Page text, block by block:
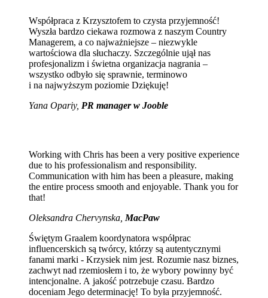
Współpraca z Krzysztofem to czysta przyjemność!
Wyszła bardzo ciekawa rozmowa z naszym Country
Managerem, a co najważniejsze – niezwykle
wartościowa dla słuchaczy. Szczególnie ujął nas
profesjonalizm i świetna organizacja nagrania –
wszystko odbyło się sprawnie, terminowo
i na najwyższym poziomie Dziękuję!
Yana Opariy, PR manager w Jooble
Working with Chris has been a very positive experience
due to his professionalism and responsibility.
Communication with him has been a pleasure, making
the entire process smooth and enjoyable. Thank you for
that!
Oleksandra Chervynska, MacPaw
Świętym Graalem koordynatora współprac
influencerskich są twórcy, którzy są autentycznymi
fanami marki - Krzysiek nim jest. Rozumie nasz biznes,
zachwyt nad rzemiosłem i to, że wybory powinny być
intencjonalne. A jakość potrzebuje czasu. Bardzo
doceniam Jego determinację! To była przyjemność.